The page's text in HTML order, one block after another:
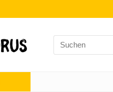
Search
for: